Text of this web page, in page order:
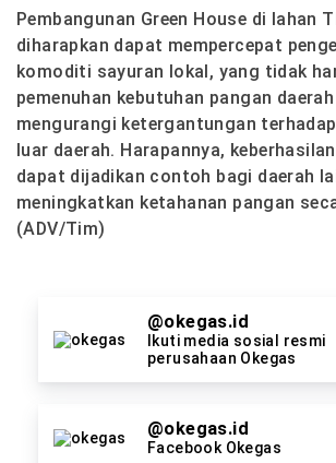
Pembangunan Green House di lahan
diharapkan dapat mempercepat
komoditi sayuran lokal, yang tidak
pemenuhan kebutuhan pangan
mengurangi ketergantungan
luar daerah. Harapannya,
dapat dijadikan contoh bagi daerah
meningkatkan ketahanan pangan
(ADV/Tim)
@okegas.id
Ikuti media sosial resmi
perusahaan Okegas
@okegas.id
Facebook Okegas